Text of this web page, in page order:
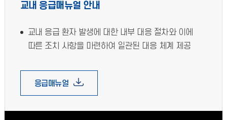
교내 응급매뉴얼 안내
교내 응급 환자 발생에 대한 내부 대응 절차와 이에
따른 조치 사항을 마련하여 일관된 대응 체계 제공
응급매뉴얼